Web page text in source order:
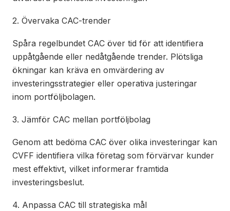
2. Övervaka CAC-trender
Spåra regelbundet CAC över tid för att identifiera
uppåtgående eller nedåtgående trender. Plötsliga
ökningar kan kräva en omvärdering av
investeringsstrategier eller operativa justeringar
inom portföljbolagen.
3. Jämför CAC mellan portföljbolag
Genom att bedöma CAC över olika investeringar kan
CVFF identifiera vilka företag som förvärvar kunder
mest effektivt, vilket informerar framtida
investeringsbeslut.
4. Anpassa CAC till strategiska mål